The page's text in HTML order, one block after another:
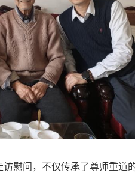
慰问，不仅传承了尊师重道